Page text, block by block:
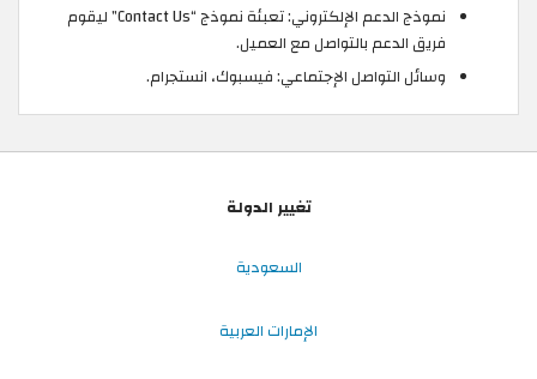
نموذج الدعم الإلكتروني: تعبئة نموذج “Contact Us” ليقوم
فريق الدعم بالتواصل مع العميل.
وسائل التواصل الإجتماعي: فيسبوك، انستجرام.
تغيير الدولة
السعودية
الإمارات العربية